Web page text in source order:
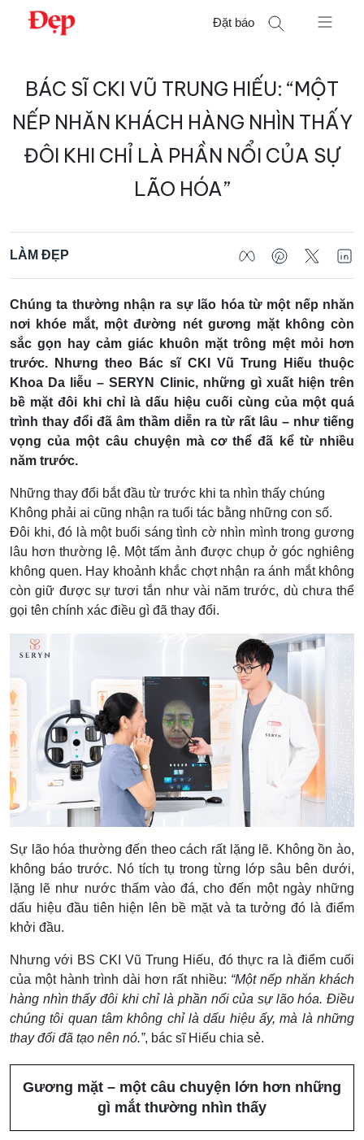
Chuyển
Đặt báo
kiếm
cho:
BÁC SĨ CKI VŨ TRUNG HIẾU: “MỘT
NẾP NHĂN KHÁCH HÀNG NHÌN THẤY
ĐÔI KHI CHỈ LÀ PHẦN NỔI CỦA SỰ
LÃO HÓA”
LÀM ĐẸP
Chúng ta thường nhận ra sự lão hóa từ một nếp nhăn
nơi khóe mắt, một đường nét gương mặt không còn
sắc gọn hay cảm giác khuôn mặt trông mệt mỏi hơn
trước. Nhưng theo Bác sĩ CKI Vũ Trung Hiếu thuộc
Khoa Da liễu – SERYN Clinic, những gì xuất hiện trên
bề mặt đôi khi chỉ là dấu hiệu cuối cùng của một quá
trình thay đổi đã âm thầm diễn ra từ rất lâu – như tiếng
vọng của một câu chuyện mà cơ thể đã kể từ nhiều
năm trước.
Những thay đổi bắt đầu từ trước khi ta nhìn thấy chúng
Không phải ai cũng nhận ra tuổi tác bằng những con số.
Đôi khi, đó là một buổi sáng tình cờ nhìn mình trong gương
lâu hơn thường lệ. Một tấm ảnh được chụp ở góc nghiêng
không quen. Hay khoảnh khắc chợt nhận ra ánh mắt không
còn giữ được sự tươi tắn như vài năm trước, dù chưa thể
gọi tên chính xác điều gì đã thay đổi.
Sự lão hóa thường đến theo cách rất lặng lẽ. Không ồn ào,
không báo trước. Nó tích tụ trong từng lớp sâu bên dưới,
lặng lẽ như nước thấm vào đá, cho đến một ngày những
dấu hiệu đầu tiên hiện lên bề mặt và ta tưởng đó là điểm
khởi đầu.
Nhưng với BS CKI Vũ Trung Hiếu, đó thực ra là điểm cuối
của một hành trình dài hơn rất nhiều: “Một nếp nhăn khách
hàng nhìn thấy đôi khi chỉ là phần nổi của sự lão hóa. Điều
chúng tôi quan tâm không chỉ là dấu hiệu ấy, mà là những
thay đổi đã tạo nên nó.”, bác sĩ Hiếu chia sẻ.
Gương mặt – một câu chuyện lớn hơn những
gì mắt thường nhìn thấy